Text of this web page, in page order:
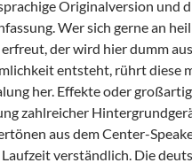
Originalversion und
Wer sich gerne an
der wird hier dumm
entsteht, rührt diese
her. Effekte oder
zahlreicher
aus dem Center-
verständlich. Die